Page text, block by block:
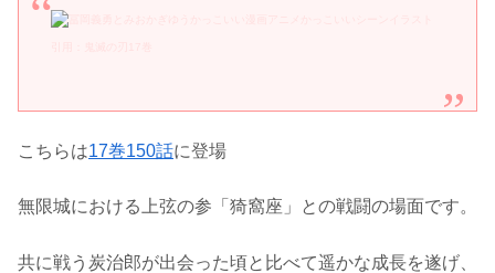
こちらは17巻150話に登場
無限城における上弦の参「猗窩座」との戦闘の場面です。
共に戦う炭治郎が出会った頃と比べて遥かな成長を遂げ、